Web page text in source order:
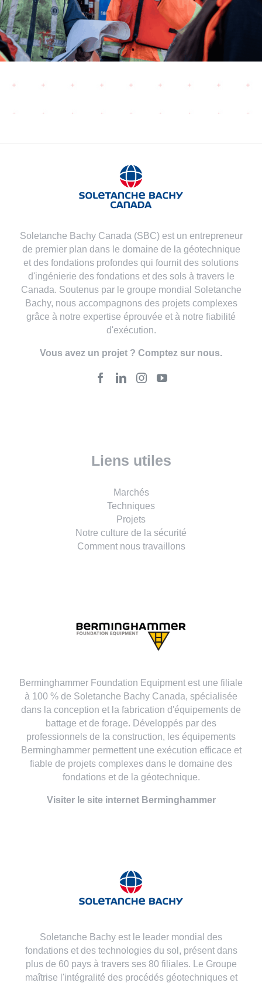
Soletanche Bachy Canada (SBC) est un entrepreneur
de premier plan dans le domaine de la géotechnique
et des fondations profondes qui fournit des solutions
d'ingénierie des fondations et des sols à travers le
Canada. Soutenus par le groupe mondial Soletanche
Bachy, nous accompagnons des projets complexes
grâce à notre expertise éprouvée et à notre fiabilité
d'exécution.
Vous avez un projet ? Comptez sur nous.
Liens utiles
Marchés
Techniques
Projets
Notre culture de la sécurité
Comment nous travaillons
Berminghammer Foundation Equipment est une filiale
à 100 % de Soletanche Bachy Canada, spécialisée
dans la conception et la fabrication d'équipements de
battage et de forage. Développés par des
professionnels de la construction, les équipements
Berminghammer permettent une exécution efficace et
fiable de projets complexes dans le domaine des
fondations et de la géotechnique.
Visiter le site internet Berminghammer
Soletanche Bachy est le leader mondial des
fondations et des technologies du sol, présent dans
plus de 60 pays à travers ses 80 filiales. Le Groupe
maîtrise l'intégralité des procédés géotechniques et